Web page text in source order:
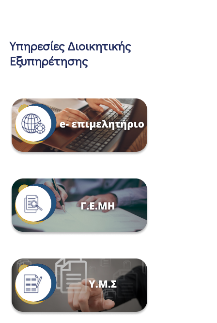
Υπηρεσίες Διοικητικής
Εξυπηρέτησης